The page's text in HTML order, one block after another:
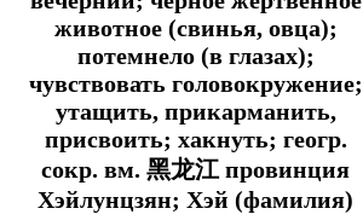
животное (свинья, овца);
потемнело (в глазах);
чувствовать головокружение;
утащить, прикарманить,
присвоить; хакнуть; геогр.
сокр. вм. 黑龙江 провинция
Хэйлунцзян; Хэй (фамилия)